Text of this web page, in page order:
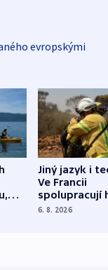
evropskými
Jiný jazyk i
Ve Francii
spolupracují
různých zemí
6. 8. 2026